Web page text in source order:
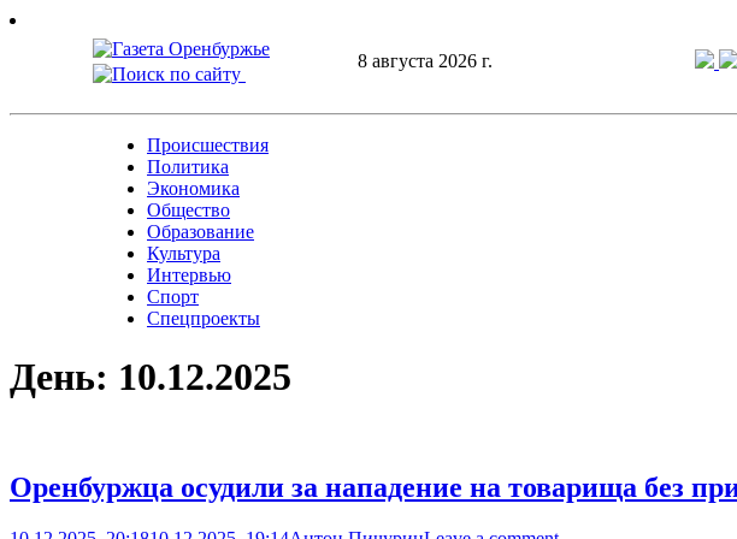
Skip
8 августа 2026 г.
Происшествия
Политика
Экономика
Общество
Образование
Культура
Интервью
Спорт
Спецпроекты
День: 10.12.2025
Оренбуржца осудили за нападение на товарища без